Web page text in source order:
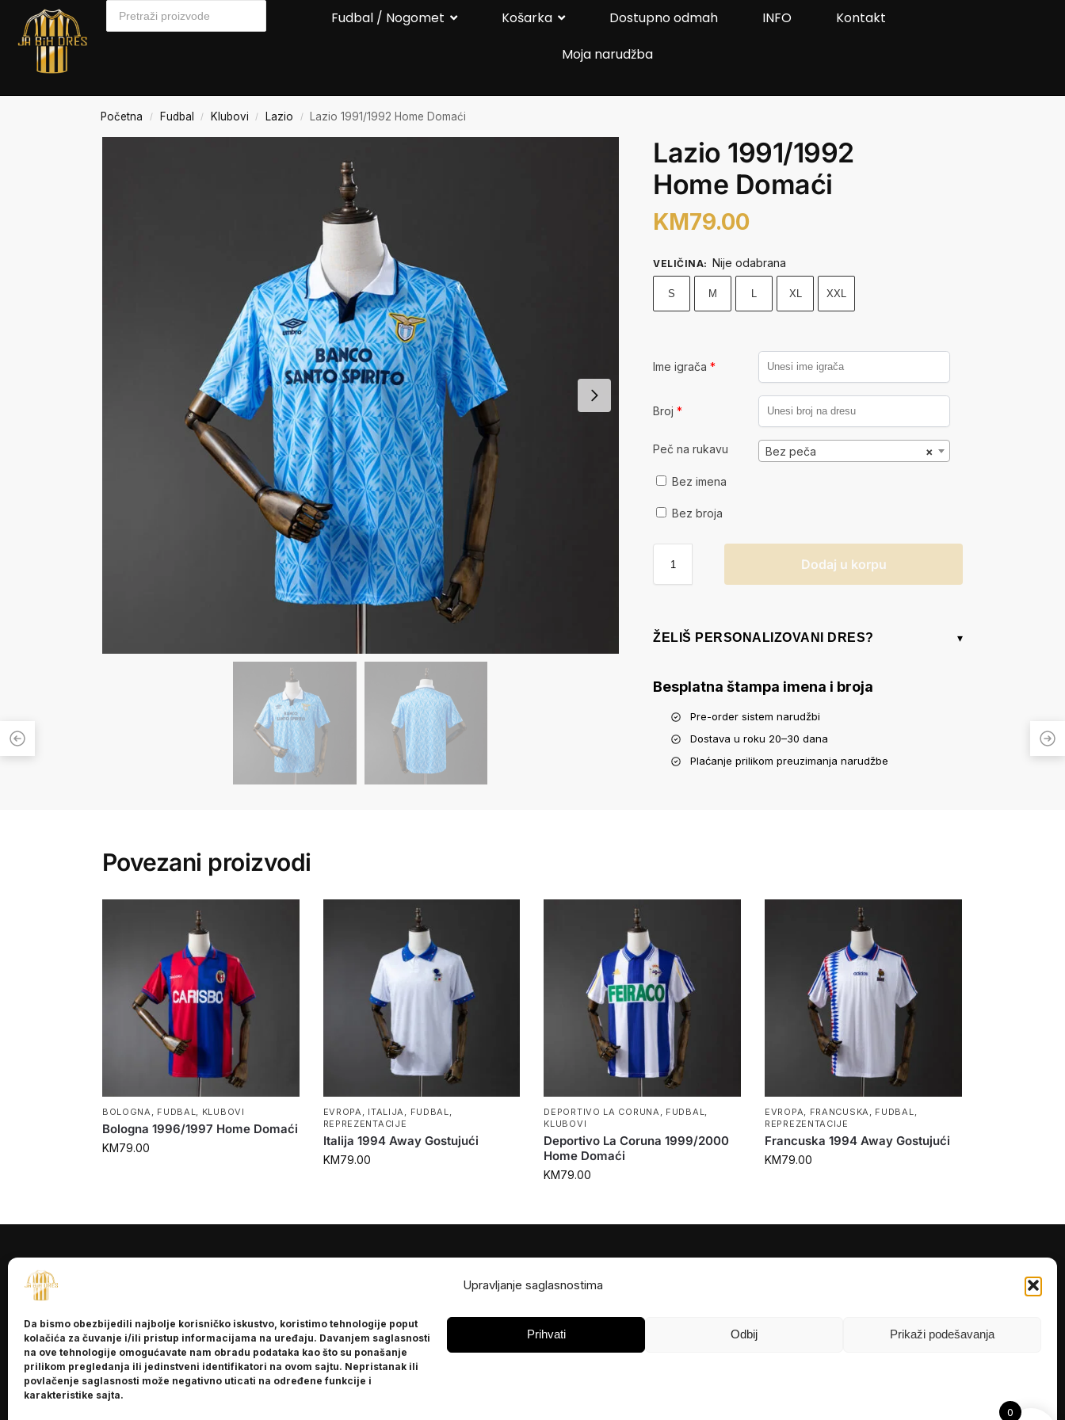
Upravljanje saglasnostima
Da bismo obezbijedili najbolje korisničko iskustvo, koristimo tehnologije poput
kolačića za čuvanje i/ili pristup informacijama na uređaju. Davanjem saglasnosti
na ove tehnologije omogućavate nam obradu podataka kao što su ponašanje
prilikom pregledanja ili jedinstveni identifikatori na ovom sajtu. Nepristanak ili
povlačenje saglasnosti može negativno uticati na određene funkcije i
karakteristike sajta.
Prihvati Odbij Prikaži podešavanja
Fudbal / Nogomet Košarka Dostupno odmah INFO
Kontakt
Moja narudžba
Početna / Fudbal / Klubovi / Lazio / Lazio 1991/1992 Home Domaći
Lazio 1991/1992
Home Domaći
KM79.00
VELIČINA: Nije odabrana
S M L XL XXL
Ime igrača*
Broj*
Peč na rukavu ×
Bez peča
Bez imena
Bez broja
Dodaj u korpu
ŽELIŠ PERSONALIZOVANI DRES? ▾
Besplatna štampa imena i broja
Pre-order sistem narudžbi
Dostava u roku 20–30 dana
Plaćanje prilikom preuzimanja narudžbe
Povezani proizvodi
BOLOGNA, FUDBAL, KLUBOVI
Bologna 1996/1997 Home Domaći
KM79.00
EVROPA, ITALIJA, FUDBAL,
REPREZENTACIJE
Italija 1994 Away Gostujući
KM79.00
DEPORTIVO LA CORUNA, FUDBAL,
KLUBOVI
Deportivo La Coruna 1999/2000
Home Domaći
KM79.00
EVROPA, FRANCUSKA, FUDBAL,
REPREZENTACIJE
Francuska 1994 Away Gostujući
KM79.00
Kontakt
POMOĆ
Politika privatnosti
0